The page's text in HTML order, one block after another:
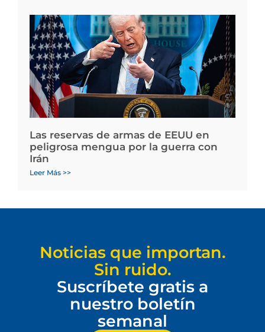
Las reservas de armas de EEUU en
peligrosa mengua por la guerra con
Irán
Leer Más >>
Noticias que importan.
Sin ruido.
Suscríbete gratis a
nuestro boletín
semanal